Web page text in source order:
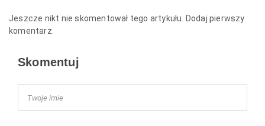
Jeszcze nikt nie skomentował tego artykułu. Dodaj pierwszy
komentarz.
Skomentuj